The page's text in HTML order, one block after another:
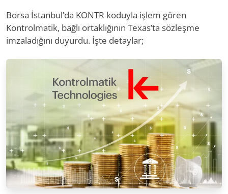
Borsa İstanbul’da KONTR koduyla işlem gören
Kontrolmatik, bağlı ortaklığının Texas’ta sözleşme
imzaladığını duyurdu. İşte detaylar;